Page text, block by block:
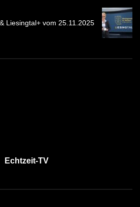
Liesingtal+ vom 25.11.2025
Echtzeit-TV